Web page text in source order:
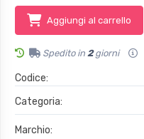
Aggiungi al carrello
Spedito in 2giorni
Codice:
Categoria:
Marchio: